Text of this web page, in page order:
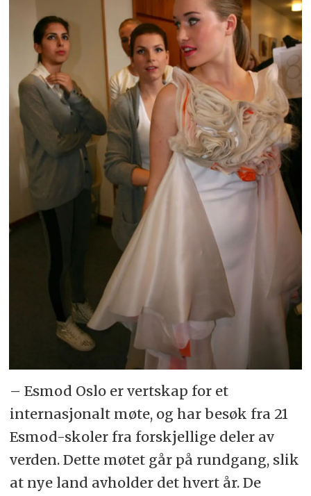
– Esmod Oslo er vertskap for et
internasjonalt møte, og har besøk fra 21
Esmod-skoler fra forskjellige deler av
verden. Dette møtet går på rundgang, slik
at nye land avholder det hvert år. De